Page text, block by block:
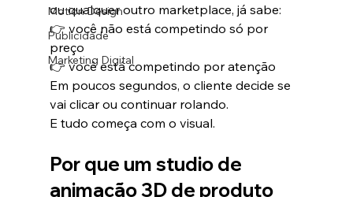
Motion Design
Publicidade
Marketing Digital
ou qualquer outro marketplace, já sabe:
👉 você não está competindo só por
preço
👉 você está competindo por atenção
Em poucos segundos, o cliente decide se
vai clicar ou continuar rolando.
E tudo começa com o visual.
Por que um studio de
animação 3D de produto